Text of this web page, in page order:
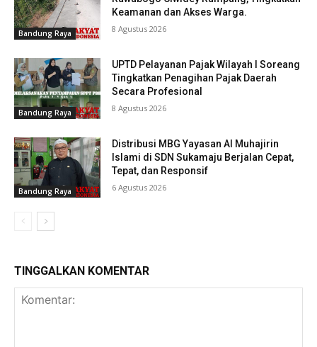
Bandung Raya
Keamanan dan Akses Warga.
8 Agustus 2026
Bandung Raya
UPTD Pelayanan Pajak Wilayah I Soreang
Tingkatkan Penagihan Pajak Daerah
Secara Profesional
8 Agustus 2026
Bandung Raya
Distribusi MBG Yayasan Al Muhajirin
Islami di SDN Sukamaju Berjalan Cepat,
Tepat, dan Responsif
6 Agustus 2026
TINGGALKAN KOMENTAR